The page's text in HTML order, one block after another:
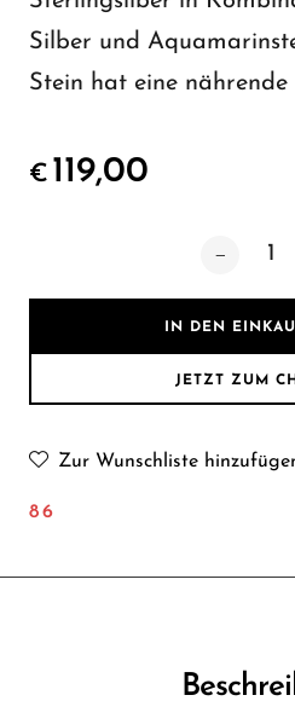
Silber und
Stein hat eine nährende
€ 119,00
IN DEN
JETZT ZUM
Zur Wunschliste
86